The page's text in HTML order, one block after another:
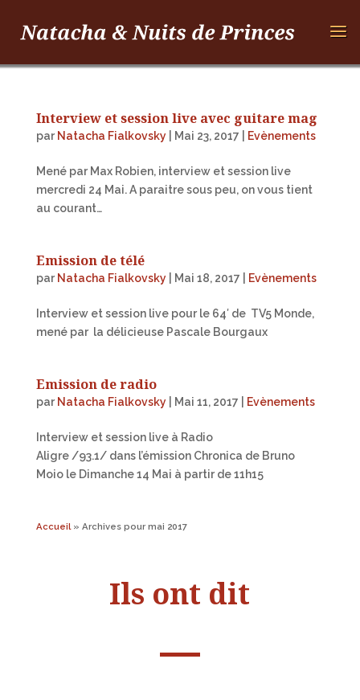
Interview et session live avec guitare mag
par Natacha Fialkovsky| Mai 23, 2017 Evènements
Mené par Max Robien, interview et session live
mercredi 24 Mai. A paraitre sous peu, on vous tient
au courant…
Emission de télé
par Natacha Fialkovsky| Mai 18, 2017 Evènements
Interview et session live pour le 64′ de TV5 Monde,
mené par la délicieuse Pascale Bourgaux
Emission de radio
par Natacha Fialkovsky| Mai 11, 2017 Evènements
Interview et session live à Radio
Aligre /93.1/ dans l’émission Chronica de Bruno
Moio le Dimanche 14 Mai à partir de 11h15
Accueil» Archives pour mai 2017
Ils ont dit